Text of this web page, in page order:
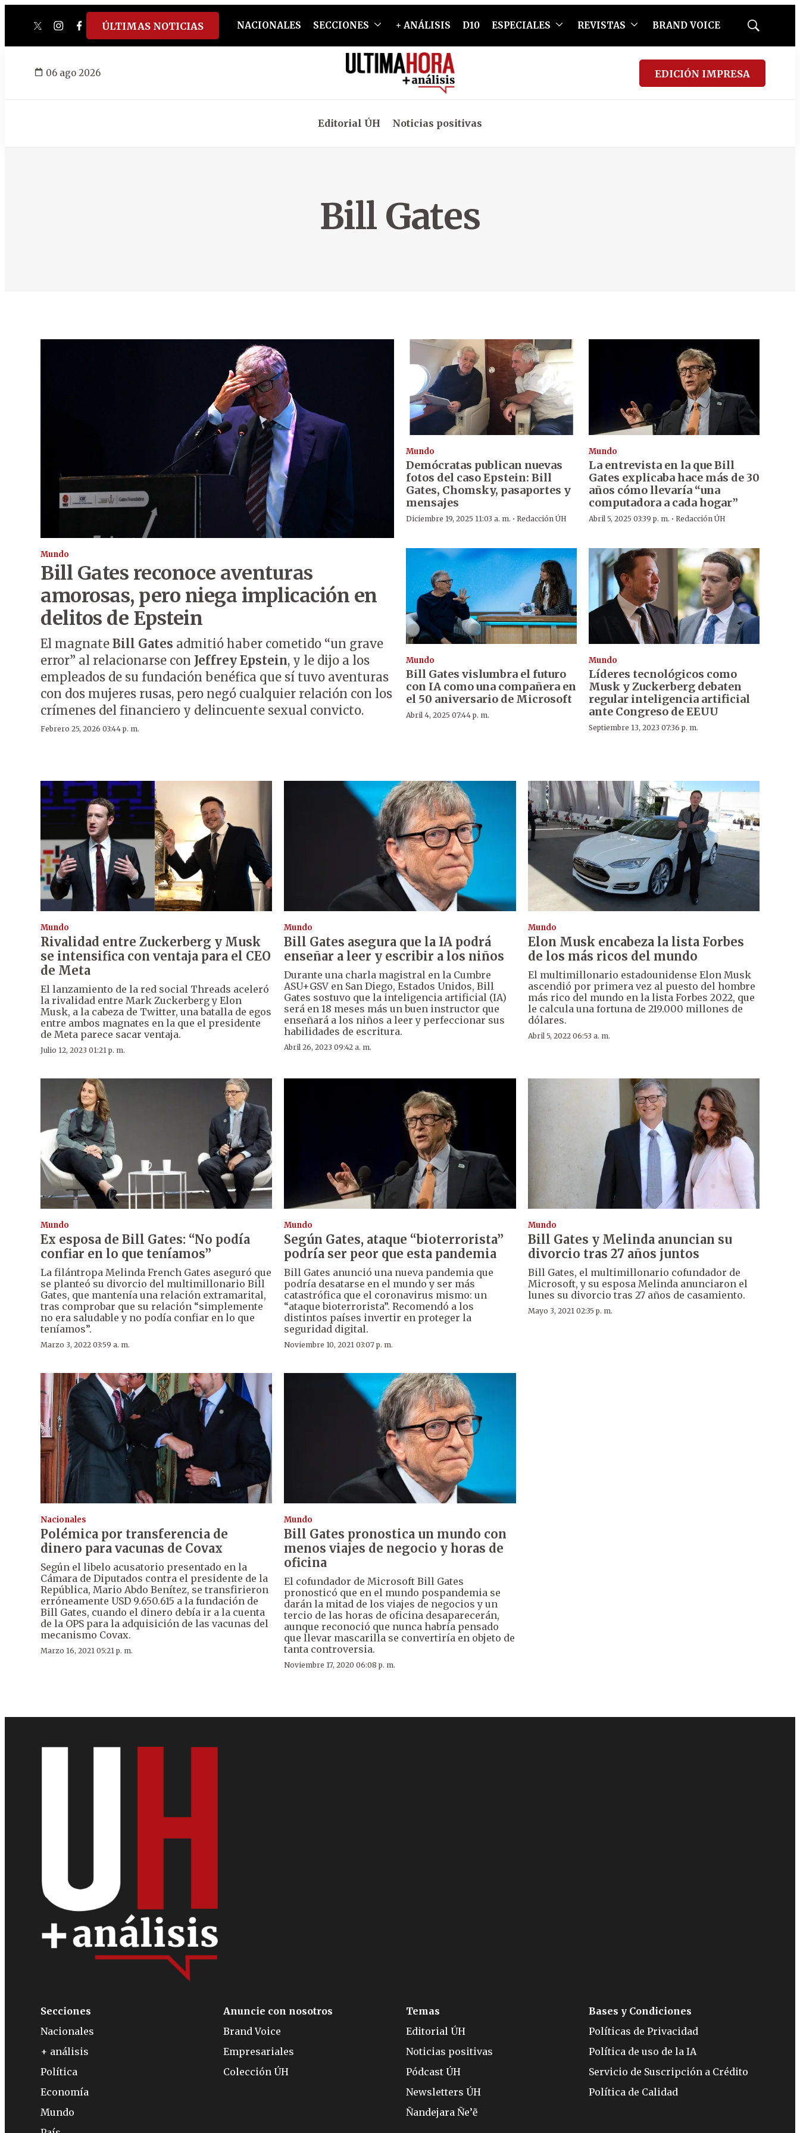
twitterinstagram
facebook
tiktokyoutube
spotify
ÚLTIMAS NOTICIAS NACIONALES SECCIONES + ANÁLISIS D10 ESPECIALES REVISTAS BRAND VOICE
Mostrar
06 ago 2026 EDICIÓN IMPRESA
Editorial ÚH Noticias positivas
Bill Gates
Mundo
Bill Gates reconoce aventuras
amorosas, pero niega implicación en
delitos de Epstein
El magnate Bill Gates admitió haber cometido “un grave
error” al relacionarse con Jeffrey Epstein, y le dijo a los
empleados de su fundación benéfica que sí tuvo aventuras
con dos mujeres rusas, pero negó cualquier relación con los
crímenes del financiero y delincuente sexual convicto.
Febrero 25, 2026 03:44 p. m.
Mundo
Demócratas publican nuevas
fotos del caso Epstein: Bill
Gates, Chomsky, pasaportes y
mensajes
Diciembre 19, 2025 11:03 a. m. · Redacción ÚH
Mundo
La entrevista en la que Bill
Gates explicaba hace más de 30
años cómo llevaría “una
computadora a cada hogar”
Abril 5, 2025 03:39 p. m. · Redacción ÚH
Mundo
Bill Gates vislumbra el futuro
con IA como una compañera en
el 50 aniversario de Microsoft
Abril 4, 2025 07:44 p. m.
Mundo
Líderes tecnológicos como
Musk y Zuckerberg debaten
regular inteligencia artificial
ante Congreso de EEUU
Septiembre 13, 2023 07:36 p. m.
Mundo
Rivalidad entre Zuckerberg y Musk
se intensifica con ventaja para el CEO
de Meta
El lanzamiento de la red social Threads aceleró
la rivalidad entre Mark Zuckerberg y Elon
Musk, a la cabeza de Twitter, una batalla de egos
entre ambos magnates en la que el presidente
de Meta parece sacar ventaja.
Julio 12, 2023 01:21 p. m.
Mundo
Bill Gates asegura que la IA podrá
enseñar a leer y escribir a los niños
Durante una charla magistral en la Cumbre
ASU+GSV en San Diego, Estados Unidos, Bill
Gates sostuvo que la inteligencia artificial (IA)
será en 18 meses más un buen instructor que
enseñará a los niños a leer y perfeccionar sus
habilidades de escritura.
Abril 26, 2023 09:42 a. m.
Mundo
Elon Musk encabeza la lista Forbes
de los más ricos del mundo
El multimillonario estadounidense Elon Musk
ascendió por primera vez al puesto del hombre
más rico del mundo en la lista Forbes 2022, que
le calcula una fortuna de 219.000 millones de
dólares.
Abril 5, 2022 06:53 a. m.
Mundo
Ex esposa de Bill Gates: “No podía
confiar en lo que teníamos”
La filántropa Melinda French Gates aseguró que
se planteó su divorcio del multimillonario Bill
Gates, que mantenía una relación extramarital,
tras comprobar que su relación “simplemente
no era saludable y no podía confiar en lo que
teníamos”.
Marzo 3, 2022 03:59 a. m.
Mundo
Según Gates, ataque “bioterrorista”
podría ser peor que esta pandemia
Bill Gates anunció una nueva pandemia que
podría desatarse en el mundo y ser más
catastrófica que el coronavirus mismo: un
“ataque bioterrorista”. Recomendó a los
distintos países invertir en proteger la
seguridad digital.
Noviembre 10, 2021 03:07 p. m.
Mundo
Bill Gates y Melinda anuncian su
divorcio tras 27 años juntos
Bill Gates, el multimillonario cofundador de
Microsoft, y su esposa Melinda anunciaron el
lunes su divorcio tras 27 años de casamiento.
Mayo 3, 2021 02:35 p. m.
Nacionales
Polémica por transferencia de
dinero para vacunas de Covax
Según el libelo acusatorio presentado en la
Cámara de Diputados contra el presidente de la
República, Mario Abdo Benítez, se transfirieron
erróneamente USD 9.650.615 a la fundación de
Bill Gates, cuando el dinero debía ir a la cuenta
de la OPS para la adquisición de las vacunas del
mecanismo Covax.
Marzo 16, 2021 05:21 p. m.
Mundo
Bill Gates pronostica un mundo con
menos viajes de negocio y horas de
oficina
El cofundador de Microsoft Bill Gates
pronosticó que en el mundo pospandemia se
darán la mitad de los viajes de negocios y un
tercio de las horas de oficina desaparecerán,
aunque reconoció que nunca habría pensado
que llevar mascarilla se convertiría en objeto de
tanta controversia.
Noviembre 17, 2020 06:08 p. m.
Secciones
Nacionales
+ análisis
Política
Economía
Mundo
Anuncie con nosotros
Brand Voice
Empresariales
Colección ÚH
Temas
Editorial ÚH
Noticias positivas
Pódcast ÚH
Newsletters ÚH
Ñandejara Ñe’ẽ
Bases y Condiciones
Políticas de Privacidad
Política de uso de la IA
Servicio de Suscripción a Crédito
Política de Calidad